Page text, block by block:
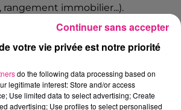
rangement immobilier...).
de cette r�habilitation sera
r�duire la consommation
b�timent, en modifiant le
votre vie privée est notre priorité
do the following data processing based on
legitimate interest: Store and/or access
Use limited data to select advertising; Create
advertising; Use profiles to select personalised
Continuer sans accepter